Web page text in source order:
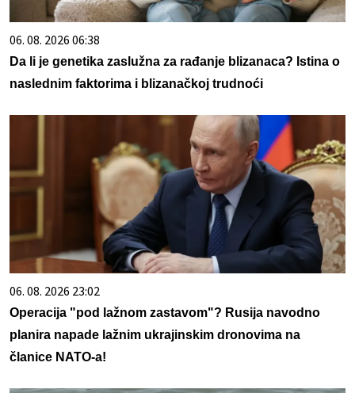
06. 08. 2026 06:38
Da li je genetika zaslužna za rađanje blizanaca? Istina o
naslednim faktorima i blizanačkoj trudnoći
06. 08. 2026 23:02
Operacija "pod lažnom zastavom"? Rusija navodno
planira napade lažnim ukrajinskim dronovima na
članice NATO-a!